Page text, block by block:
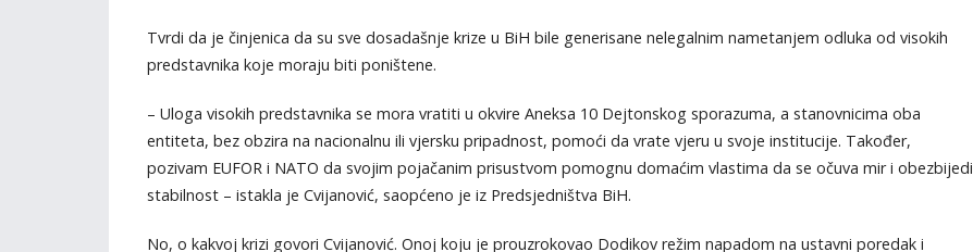
Tvrdi da je činjenica da su sve dosadašnje krize u BiH bile generisane nelegalnim nametanjem odluka od visokih
predstavnika koje moraju biti poništene.
– Uloga visokih predstavnika se mora vratiti u okvire Aneksa 10 Dejtonskog sporazuma, a stanovnicima oba
entiteta, bez obzira na nacionalnu ili vjersku pripadnost, pomoći da vrate vjeru u svoje institucije. Također,
pozivam EUFOR i NATO da svojim pojačanim prisustvom pomognu domaćim vlastima da se očuva mir i obezbijedi
stabilnost – istakla je Cvijanović, saopćeno je iz Predsjedništva BiH.
No, o kakvoj krizi govori Cvijanović. Onoj koju je prouzrokovao Dodikov režim napadom na ustavni poredak i